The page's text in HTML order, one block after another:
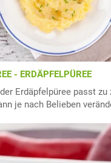
- ERDÄPFELPÜREE
Erdäpfelpüree passt zu
je nach Belieben